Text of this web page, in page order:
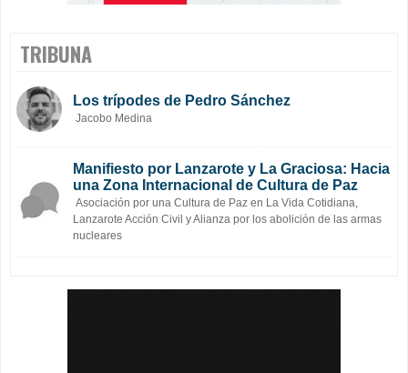
TRIBUNA
Los trípodes de Pedro Sánchez
Jacobo Medina
Manifiesto por Lanzarote y La Graciosa: Hacia
una Zona Internacional de Cultura de Paz
Asociación por una Cultura de Paz en La Vida Cotidiana,
Lanzarote Acción Civil y Alianza por los abolición de las armas
nucleares